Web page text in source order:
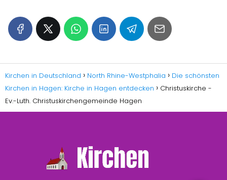
Kirchen in Deutschland North Rhine-Westphalia
Die schönsten
Kirchen in Hagen: Kirche in Hagen entdecken
Christuskirche -
Ev.-Luth. Christuskirchengemeinde Hagen